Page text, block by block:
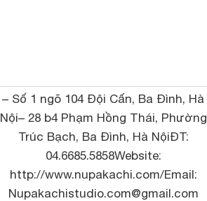
– Số 1 ngõ 104 Đội Cấn, Ba Đình, Hà
Nội– 28 b4 Phạm Hồng Thái, Phường
Trúc Bạch, Ba Đình, Hà NộiĐT:
04.6685.5858Website:
http://www.nupakachi.com/Email:
Nupakachistudio.com@gmail.com